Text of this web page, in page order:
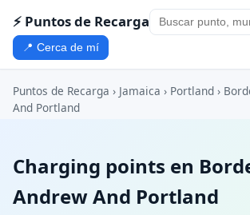
⚡ Puntos de Recarga
📍 Cerca de mí
Puntos de Recarga › Jamaica › Portland ›
And Portland
Charging points en
Andrew And Portland